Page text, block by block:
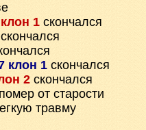
1 скончался
скончался
клон 1 скончался
2 скончался
помер от старости
травму